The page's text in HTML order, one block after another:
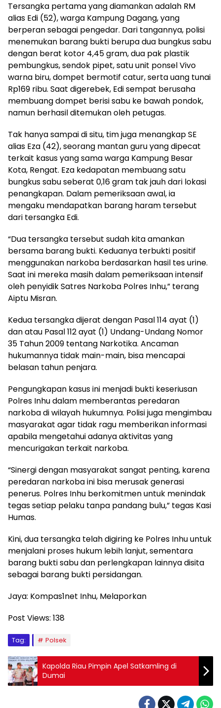
Tersangka pertama yang diamankan adalah RM
alias Edi (52), warga Kampung Dagang, yang
berperan sebagai pengedar. Dari tangannya, polisi
menemukan barang bukti berupa dua bungkus sabu
dengan berat kotor 4,45 gram, dua pak plastik
pembungkus, sendok pipet, satu unit ponsel Vivo
warna biru, dompet bermotif catur, serta uang tunai
Rp169 ribu. Saat digerebek, Edi sempat berusaha
membuang dompet berisi sabu ke bawah pondok,
namun berhasil ditemukan oleh petugas.
Tak hanya sampai di situ, tim juga menangkap SE
alias Eza (42), seorang mantan guru yang dipecat
terkait kasus yang sama warga Kampung Besar
Kota, Rengat. Eza kedapatan membuang satu
bungkus sabu seberat 0,16 gram tak jauh dari lokasi
penangkapan. Dalam pemeriksaan awal, ia
mengaku mendapatkan barang haram tersebut
dari tersangka Edi.
“Dua tersangka tersebut sudah kita amankan
bersama barang bukti. Keduanya terbukti positif
menggunakan narkoba berdasarkan hasil tes urine.
Saat ini mereka masih dalam pemeriksaan intensif
oleh penyidik Satres Narkoba Polres Inhu,” terang
Aiptu Misran.
Kedua tersangka dijerat dengan Pasal 114 ayat (1)
dan atau Pasal 112 ayat (1) Undang-Undang Nomor
35 Tahun 2009 tentang Narkotika. Ancaman
hukumannya tidak main-main, bisa mencapai
belasan tahun penjara.
Pengungkapan kasus ini menjadi bukti keseriusan
Polres Inhu dalam memberantas peredaran
narkoba di wilayah hukumnya. Polisi juga mengimbau
masyarakat agar tidak ragu memberikan informasi
apabila mengetahui adanya aktivitas yang
mencurigakan terkait narkoba.
“Sinergi dengan masyarakat sangat penting, karena
peredaran narkoba ini bisa merusak generasi
penerus. Polres Inhu berkomitmen untuk menindak
tegas setiap pelaku tanpa pandang bulu,” tegas Kasi
Humas.
Kini, dua tersangka telah digiring ke Polres Inhu untuk
menjalani proses hukum lebih lanjut, sementara
barang bukti sabu dan perlengkapan lainnya disita
sebagai barang bukti persidangan.
Jaya: Kompas1net Inhu, Melaporkan
Post Views: 138
Tag: Polsek
Kapolda Riau Pimpin Apel Satkamling di
Dumai